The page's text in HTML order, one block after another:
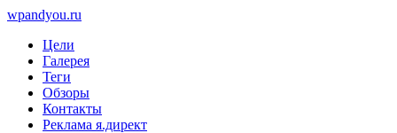
wpandyou.ru
Цели
Галерея
Теги
Обзоры
Контакты
Реклама я.директ